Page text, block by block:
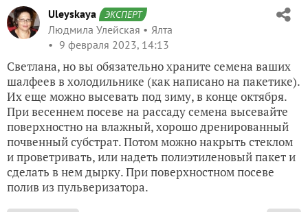
Uleyskaya ЭКСПЕРТ
Людмила Улейская
Ялта
9 февраля 2023, 14:13
Светлана, но вы обязательно храните семена ваших
шалфеев в холодильнике (как написано на пакетике).
Их еще можно высевать под зиму, в конце октября.
При весеннем посеве на рассаду семена высевайте
поверхностно на влажный, хорошо дренированный
почвенный субстрат. Потом можно накрыть стеклом
и проветривать, или надеть полиэтиленовый пакет и
сделать в нем дырку. При поверхностном посеве
полив из пульверизатора.